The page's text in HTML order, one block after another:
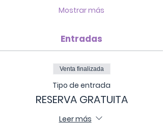
Mostrar más
Entradas
Venta finalizada
Tipo de entrada
RESERVA GRATUITA
Leer más